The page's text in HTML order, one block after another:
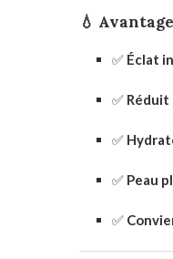
💧
✅ Éclat
✅ Réduit
✅
✅ Peau
✅